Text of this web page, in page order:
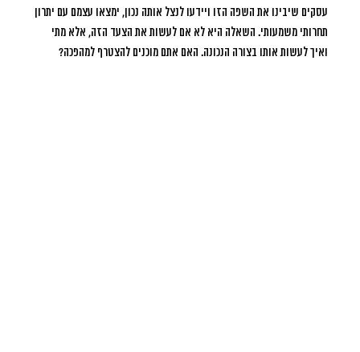
עסקים שיבינו את השפה הזו ויידעו לנצל אותה נכון, ימצאו עצמם עם יתרון
תחרותי משמעותי. השאלה היא לא אם לעשות את הצעד הזה, אלא מתי
ואיך לעשות אותו בצורה הנכונה. האם אתם מוכנים להצטרף למהפכה?